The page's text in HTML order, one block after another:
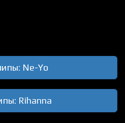
Ne-Yo
Rihanna